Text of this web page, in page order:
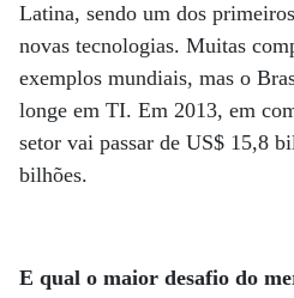
Latina, sendo um dos
novas tecnologias. Muitas
exemplos mundiais, mas o
longe em TI. Em 2013, em
setor vai passar de US$ 15,8
bilhões.
E qual o maior desafio do